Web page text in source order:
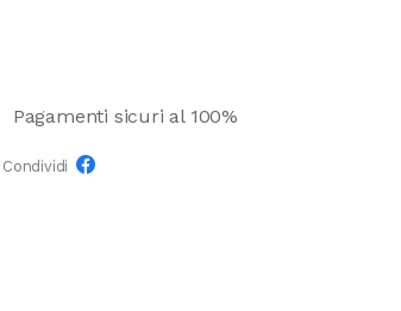
Pagamenti sicuri al 100%
Condividi